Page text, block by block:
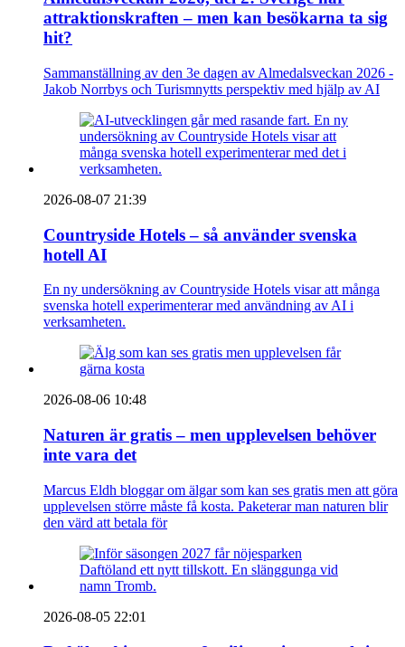
attraktionskraften – men kan besökarna ta sig
hit?
Sammanställning av den 3e dagen av Almedalsveckan 2026 -
Jakob Norrbys och Turismnytts perspektiv med hjälp av AI
2026-08-07 21:39
Countryside Hotels – så använder svenska
hotell AI
En ny undersökning av Countryside Hotels visar att många
svenska hotell experimenterar med användning av AI i
verksamheten.
2026-08-06 10:48
Naturen är gratis – men upplevelsen behöver
inte vara det
Marcus Eldh bloggar om älgar som kan ses gratis men att göra
upplevelsen större måste få kosta. Paketerar man naturen blir
den värd att betala för
2026-08-05 22:01